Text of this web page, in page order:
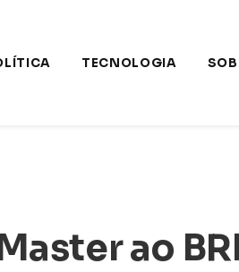
TECNOLOGIA
ao